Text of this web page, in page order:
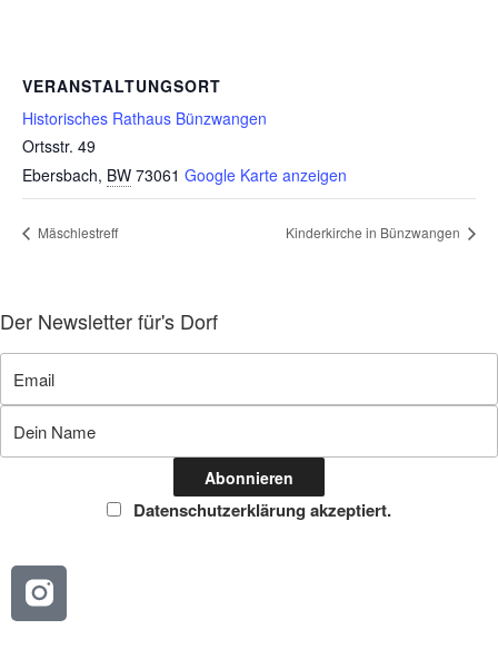
VERANSTALTUNGSORT
Historisches Rathaus Bünzwangen
Ortsstr. 49
Ebersbach, BW 73061 Google Karte anzeigen
Mäschlestreff Kinderkirche in Bünzwangen
Der Newsletter für's Dorf
Datenschutzerklärung akzeptiert.